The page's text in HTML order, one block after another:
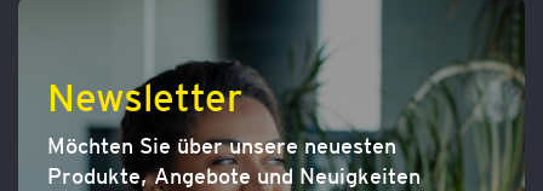
Newsletter
Möchten Sie über unsere neuesten
Produkte, Angebote und Neuigkeiten